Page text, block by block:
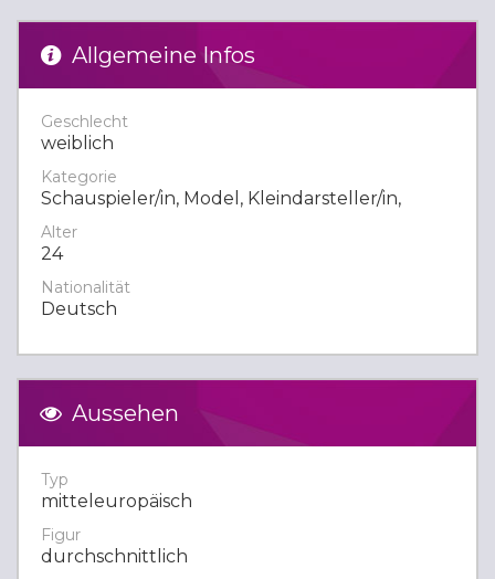
Allgemeine Infos
Geschlecht
weiblich
Kategorie
Schauspieler/in, Model, Kleindarsteller/in,
Alter
24
Nationalität
Deutsch
Aussehen
Typ
mitteleuropäisch
Figur
durchschnittlich